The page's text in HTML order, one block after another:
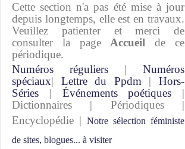
Cette section n'a pas été mise à jour
depuis longtemps, elle est en travaux.
Veuillez patienter et merci de
consulter la page Accueil de ce
périodique.
Numéros réguliers | Numéros
spéciaux| Lettre du Ppdm |Hors-
Séries | Événements poétiques |
Dictionnaires | Périodiques |
Encyclopédie | Notre sélection féministe
de sites, blogues... à visiter